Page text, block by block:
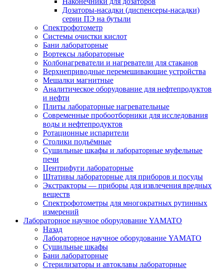
Дозаторы-насадки (диспенсеры-насадки)
серии ПЭ на бутыли
Спектрофотометр
Системы очистки кислот
Бани лабораторные
Вортексы лабораторные
Колбонагреватели и нагреватели для стаканов
Верхнеприводные перемешивающие устройства
Мешалки магнитные
Аналитическое оборудование для нефтепродуктов
и нефти
Плиты лабораторные нагревательные
Современные пробоотборники для исследования
воды и нефтепродуктов
Ротационные испарители
Столики подъёмные
Сушильные шкафы и лабораторные муфельные
печи
Центрифуги лабораторные
Штативы лабораторные для приборов и посуды
Экстракторы — приборы для извлечения вредных
веществ
Спектрофотометры для многократных рутинных
измерений
Лабораторное научное оборудование YAMATO
Назад
Лабораторное научное оборудование YAMATO
Сушильные шкафы
Бани лабораторные
Стерилизаторы и автоклавы лабораторные